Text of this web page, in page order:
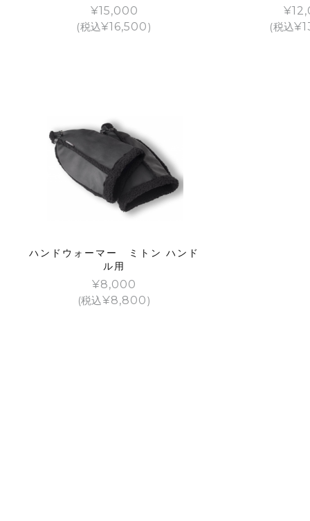
¥15,000
(税込¥16,500)
¥
(税込¥
ハンドウォーマー ミトン ハンド
ル用
¥8,000
(税込¥8,800)